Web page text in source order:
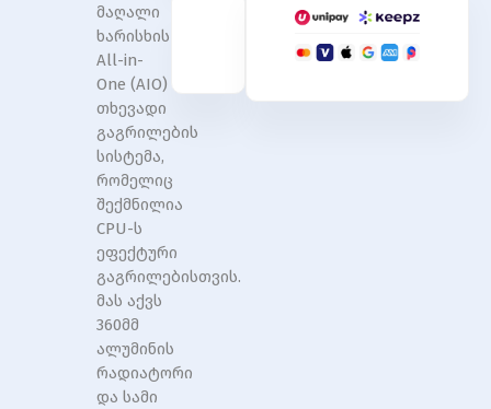
მაღალი
ხარისხის
All-in-
One (AIO)
თხევადი
გაგრილების
სისტემა,
რომელიც
შექმნილია
CPU-ს
ეფექტური
გაგრილებისთვის.
მას აქვს
360მმ
ალუმინის
რადიატორი
და სამი